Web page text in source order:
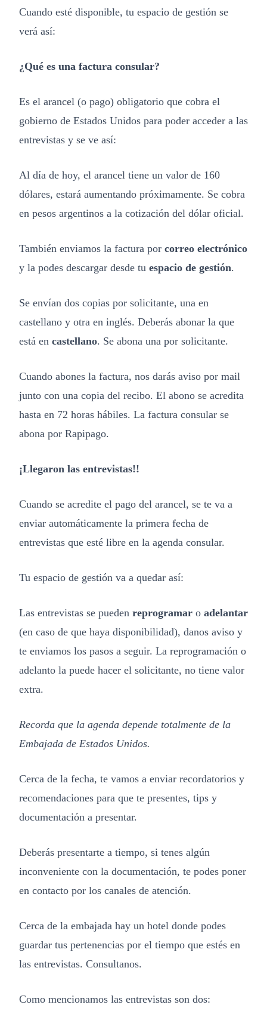
Cuando esté disponible, tu espacio de gestión se
verá así:
¿Qué es una factura consular?
Es el arancel (o pago) obligatorio que cobra el
gobierno de Estados Unidos para poder acceder a las
entrevistas y se ve así:
Al día de hoy, el arancel tiene un valor de 160
dólares, estará aumentando próximamente. Se cobra
en pesos argentinos a la cotización del dólar oficial.
También enviamos la factura por correo electrónico
y la podes descargar desde tu espacio de gestión.
Se envían dos copias por solicitante, una en
castellano y otra en inglés. Deberás abonar la que
está en castellano. Se abona una por solicitante.
Cuando abones la factura, nos darás aviso por mail
junto con una copia del recibo. El abono se acredita
hasta en 72 horas hábiles. La factura consular se
abona por Rapipago.
¡Llegaron las entrevistas!!
Cuando se acredite el pago del arancel, se te va a
enviar automáticamente la primera fecha de
entrevistas que esté libre en la agenda consular.
Tu espacio de gestión va a quedar así:
Las entrevistas se pueden reprogramar o adelantar
(en caso de que haya disponibilidad), danos aviso y
te enviamos los pasos a seguir. La reprogramación o
adelanto la puede hacer el solicitante, no tiene valor
extra.
Recorda que la agenda depende totalmente de la
Embajada de Estados Unidos.
Cerca de la fecha, te vamos a enviar recordatorios y
recomendaciones para que te presentes, tips y
documentación a presentar.
Deberás presentarte a tiempo, si tenes algún
inconveniente con la documentación, te podes poner
en contacto por los canales de atención.
Cerca de la embajada hay un hotel donde podes
guardar tus pertenencias por el tiempo que estés en
las entrevistas. Consultanos.
Como mencionamos las entrevistas son dos: